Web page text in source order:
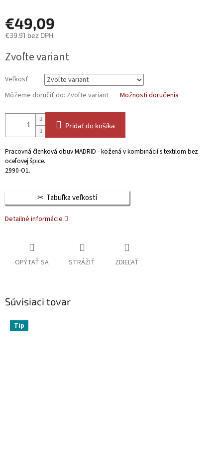
€49,09
€39,91 bez DPH
cena:
Zvoľte variant
Veľkosť
Môžeme doručiť do: Zvoľte variant Možnosti doručenia
Pridať do košíka
Pracovná členková obuv MADRID - kožená v kombinácií s textilom bez
oceľovej špice.
2990-O1.
Tabuľka veľkostí
Detailné informácie
OPÝTAŤ SA STRÁŽIŤ ZDIEĽAŤ
Súvisiaci tovar
Tip